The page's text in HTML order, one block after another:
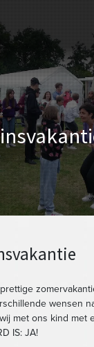
wensen
met ons kind met
IS: JA!